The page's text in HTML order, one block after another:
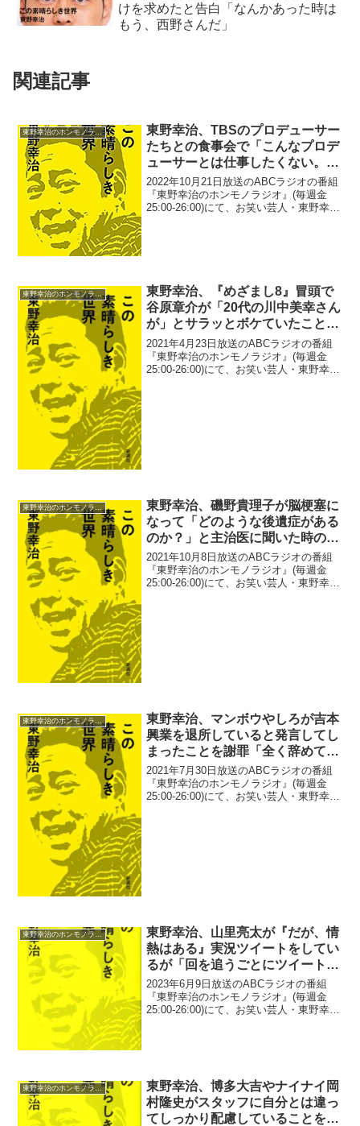
けを求めたと告白「なんかあった時は
もう、西野さんだ」
関連記事
東野幸治のホンモノラジオ
東野幸治、TBSのプロデューサー
たちとの食事会で「こんなプロデ
ューサーとは仕事したくない。何
された？」という大喜利の答えの
ようなことが起きたと告白
2022年10月21日放送のABCラジオの番組
『東野幸治のホンモノラジオ』(毎週金
25:00-26:00)にて、お笑い芸人・東野幸治
東野幸治、『めざまし8』冒頭で
谷原章介が「20代の川中美幸さん
が」とサラッとボケていたことに
「自分には『めざまし8』の司会
は無理」と思ったと告白
2021年4月23日放送のABCラジオの番組
『東野幸治のホンモノラジオ』(毎週金
25:00-26:00)にて、お笑い芸人・東野幸治
東野幸治、磯野貴理子が脳梗塞に
なって「どのような後遺症がある
のか？」と主治医に聞いた時の返
答に驚き
2021年10月8日放送のABCラジオの番組
『東野幸治のホンモノラジオ』(毎週金
25:00-26:00)にて、お笑い芸人・東野幸治
東野幸治、マンボウやしろが吉本
興業を退所していると発言してし
まったことを謝罪「全く辞めてな
いそうです、マンボウやしろ君」
2021年7月30日放送のABCラジオの番組
『東野幸治のホンモノラジオ』(毎週金
25:00-26:00)にて、お笑い芸人・東野幸治
東野幸治のホンモノラジオ
東野幸治、山里亮太が『だが、情
熱はある』実況ツイートをしてい
るが「回を追うごとにツイートが
減っている」ことに「心折れたか
も分からんけど(笑)」
2023年6月9日放送のABCラジオの番組
『東野幸治のホンモノラジオ』(毎週金
25:00-26:00)にて、お笑い芸人・東野幸治
東野幸治のホンモノラジオ
東野幸治、博多大吉やナイナイ岡
村隆史がスタッフに自分とは違っ
てしっかり配慮していることを知